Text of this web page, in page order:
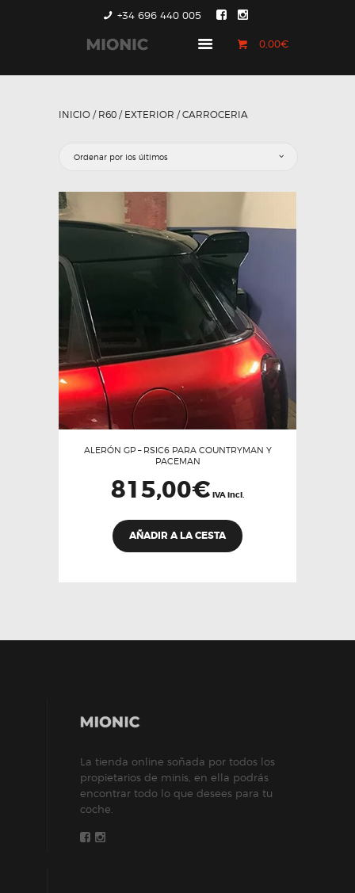
+34 696 440 005
0,00€
GENERACIÓN 1
COUNTRYMAN &
CONTACTO
INICIO / R60 / EXTERIOR / CARROCERIA
ALERÓN GP – RSIC6 PARA COUNTRYMAN Y
PACEMAN
815,00€ IVA incl.
AÑADIR A LA CESTA
La tienda online soñada por todos los
propietarios de minis, en ella podrás
encontrar todo lo que desees para tu
coche.